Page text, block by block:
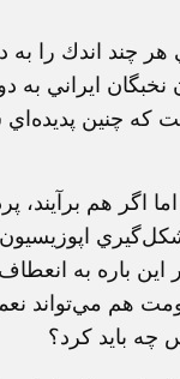
چند اندك را به
نخبگان ايراني
چنين پديده‌اي
اگر هم
باره به
هم مي‌تواند
چه بايد كرد؟